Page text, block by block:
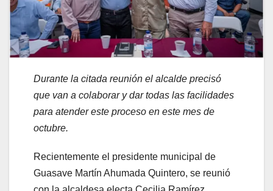
Durante la citada reunión el alcalde precisó
que van a colaborar y dar todas las facilidades
para atender este proceso en este mes de
octubre.
Recientemente el presidente municipal de
Guasave Martín Ahumada Quintero, se reunió